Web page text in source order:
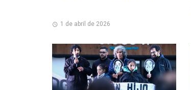
1 de abril de 2026